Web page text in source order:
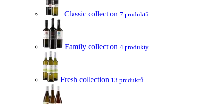
Classic collection 7 produktů
Family collection 4 produkty
Fresh collection 13 produktů